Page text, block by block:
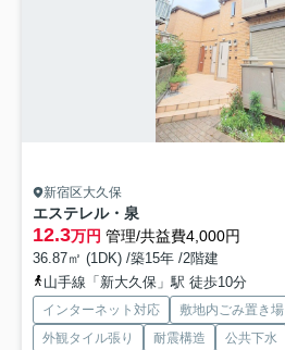
新宿区大久保
エステレル・泉
12.3万円 管理/共益費4,000円
36.87㎡ (1DK) /築15年 /2階建
山手線「新大久保」駅 徒歩10分
インターネット対応 敷地内ごみ置き場
外観タイル張り
耐震構造 公共下水